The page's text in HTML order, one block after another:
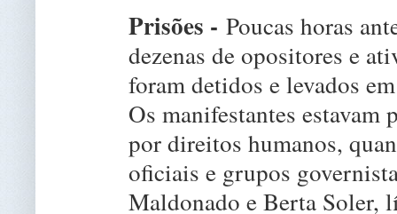
Prisões - Poucas horas
dezenas de opositores e
foram detidos e levados
Os manifestantes
por direitos humanos,
oficiais e grupos
Maldonado e Berta Soler,